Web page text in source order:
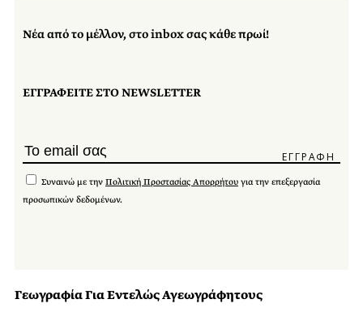
Νέα από το μέλλον, στο inbox σας κάθε πρωί!
ΕΓΓΡΑΦΕΙΤΕ ΣΤΟ NEWSLETTER
Συναινώ με την Πολιτική Προστασίας Απορρήτου για την επεξεργασία
προσωπικών δεδομένων.
Γεωγραφία Για Εντελώς Αγεωγράφητους